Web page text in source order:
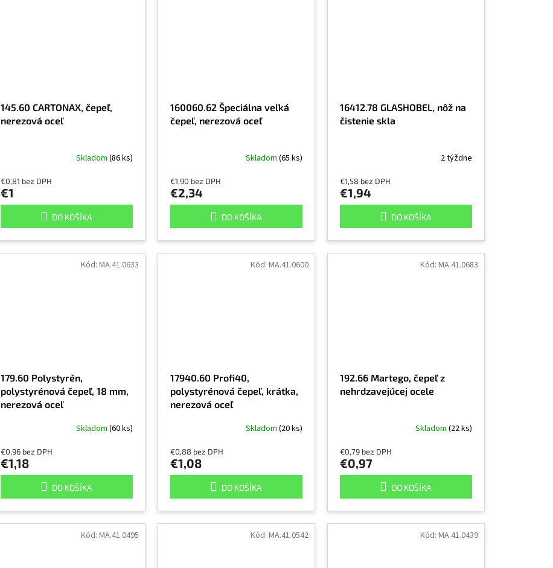
145.60 CARTONAX, čepeľ,
nerezová oceľ
Skladom (86 ks)
€0,81 bez DPH
€1
DO KOŠÍKA
160060.62 Špeciálna veľká
čepeľ, nerezová oceľ
Skladom (65 ks)
€1,90 bez DPH
€2,34
DO KOŠÍKA
16412.78 GLASHOBEL, nôž na
čistenie skla
2 týždne
€1,58 bez DPH
€1,94
DO KOŠÍKA
179.60 Polystyrén,
polystyrénová čepeľ, 18 mm,
nerezová oceľ
Skladom (60 ks)
€0,96 bez DPH
€1,18
DO KOŠÍKA
Kód: MA.41.0633
17940.60 Profi40,
polystyrénová čepeľ, krátka,
nerezová oceľ
Skladom (20 ks)
€0,88 bez DPH
€1,08
DO KOŠÍKA
Kód: MA.41.0600
192.66 Martego, čepeľ z
nehrdzavejúcej ocele
Skladom (22 ks)
€0,79 bez DPH
€0,97
DO KOŠÍKA
Kód: MA.41.0683
Kód: MA.41.0495 Kód: MA.41.0542 Kód: MA.41.0439